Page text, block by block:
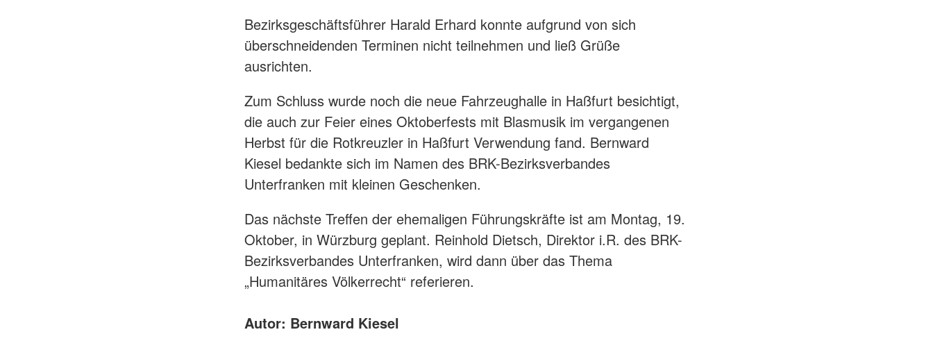
Bezirksgeschäftsführer Harald Erhard konnte aufgrund von sich
überschneidenden Terminen nicht teilnehmen und ließ Grüße
ausrichten.
Zum Schluss wurde noch die neue Fahrzeughalle in Haßfurt besichtigt,
die auch zur Feier eines Oktoberfests mit Blasmusik im vergangenen
Herbst für die Rotkreuzler in Haßfurt Verwendung fand. Bernward
Kiesel bedankte sich im Namen des BRK-Bezirksverbandes
Unterfranken mit kleinen Geschenken.
Das nächste Treffen der ehemaligen Führungskräfte ist am Montag, 19.
Oktober, in Würzburg geplant. Reinhold Dietsch, Direktor i.R. des BRK-
Bezirksverbandes Unterfranken, wird dann über das Thema
„Humanitäres Völkerrecht“ referieren.
Autor: Bernward Kiesel